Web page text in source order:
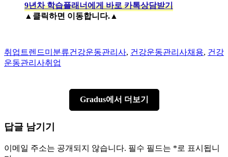
9년차 학습플래너에게 바로 카톡상담받기
▲클릭하면 이동합니다.▲
Author
취업트렌드Categories
미분류Tags
건강운동관리사, 건강운동관리사채용, 건강
운동관리사취업
Gradus에서 더보기
답글 남기기
이메일 주소는 공개되지 않습니다. 필수 필드는 *로 표시됩니